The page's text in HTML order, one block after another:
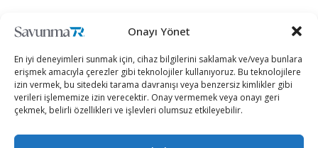
Onayı Yönet
En iyi deneyimleri sunmak için, cihaz bilgilerini saklamak ve/veya bunlara
erişmek amacıyla çerezler gibi teknolojiler kullanıyoruz. Bu teknolojilere
izin vermek, bu sitedeki tarama davranışı veya benzersiz kimlikler gibi
verileri işlememize izin verecektir. Onay vermemek veya onayı geri
çekmek, belirli özellikleri ve işlevleri olumsuz etkileyebilir.
Savunma Sanayii
Hava Platformları
Kara Platformları
Deniz Platformları
İnsansız Sistemler
Kategoriler
Siber Güvenlik
Teknoloji
Röportajlar
Politika
SavunmaTR
Hakkımızda
Kariyer
Gizlilik Politikası
Künye